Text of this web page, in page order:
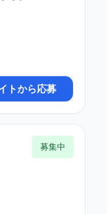
トから応募
募集中